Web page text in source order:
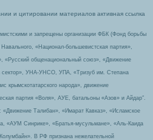
и цитировании материалов активная ссылка
и запрещены организации ФБК (Фонд борьбы
«Национал-большевистская партия»,
«Русский общенациональный союз», «Движение
сектор», УНА-УНСО, УПА, «Тризуб им. Степана
крымскотатарского народа», движение
партия «Воля», АУЕ, батальоны «Азов» и Айдар″.
«Движение Талибан», «Имарат Кавказ», «Исламское
«АУМ Синрике», «Братья-мусульмане», «Аль-Каида
В РФ признана нежелательной